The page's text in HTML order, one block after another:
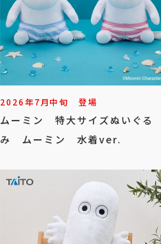
2026年7月中旬 登場
ムーミン 特大サイズぬいぐる
み ムーミン 水着ver.